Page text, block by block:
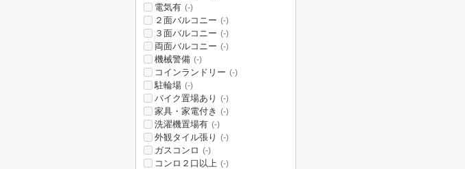
電気有 (-)
２面バルコニー (-)
３面バルコニー (-)
両面バルコニー (-)
機械警備 (-)
コインランドリー (-)
駐輪場 (-)
バイク置場あり (-)
家具・家電付き (-)
洗濯機置場有 (-)
外観タイル張り (-)
ガスコンロ (-)
コンロ２口以上 (-)